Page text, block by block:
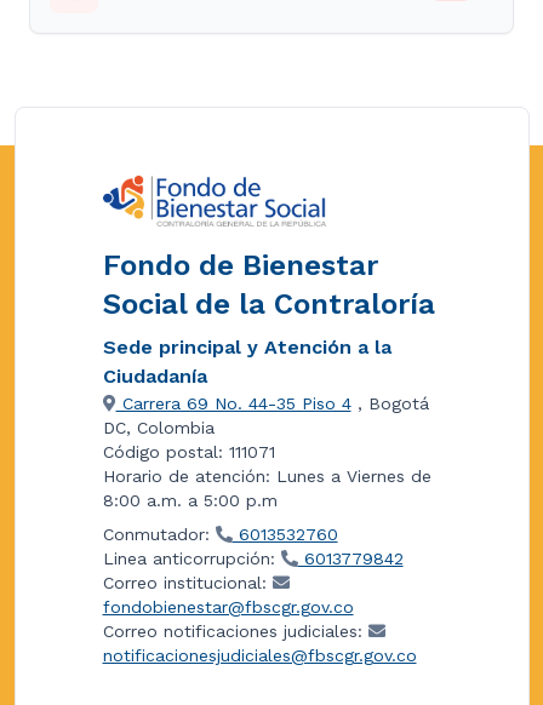
Fondo de Bienestar
Social de la Contraloría
Sede principal y Atención a la
Ciudadanía
Carrera 69 No. 44-35 Piso 4, Bogotá
DC, Colombia
Código postal: 111071
Horario de atención: Lunes a Viernes de
8:00 a.m. a 5:00 p.m
Conmutador:
6013532760
Linea anticorrupción:
6013779842
Correo institucional:
fondobienestar@fbscgr.gov.co
Correo notificaciones judiciales:
notificacionesjudiciales@fbscgr.gov.co